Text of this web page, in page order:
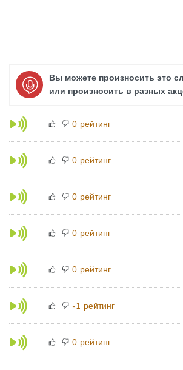
Вы можете произносить это
или произносить в разных
0 рейтинг
0 рейтинг
0 рейтинг
0 рейтинг
0 рейтинг
-1 рейтинг
0 рейтинг